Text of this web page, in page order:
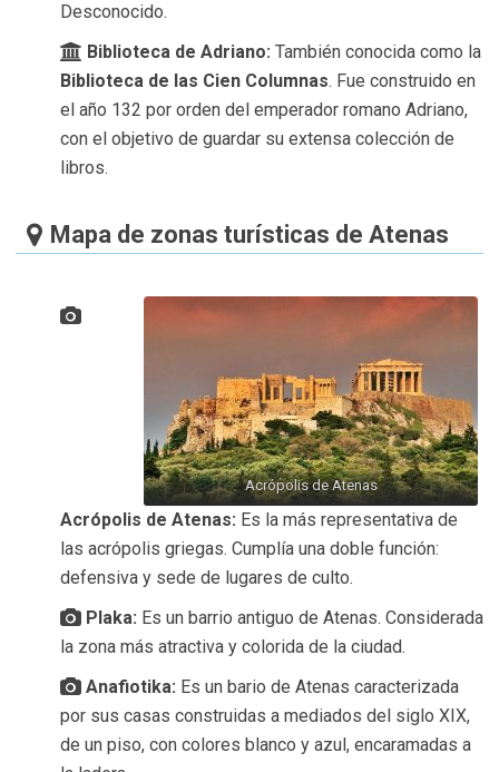
Desconocido.
Biblioteca de Adriano: También conocida como la
Biblioteca de las Cien Columnas. Fue construido en
el año 132 por orden del emperador romano Adriano,
con el objetivo de guardar su extensa colección de
libros.
Mapa de zonas turísticas de Atenas
Acrópolis de Atenas
Acrópolis de Atenas: Es la más representativa de
las acrópolis griegas. Cumplía una doble función:
defensiva y sede de lugares de culto.
Plaka: Es un barrio antiguo de Atenas. Considerada
la zona más atractiva y colorida de la ciudad.
Anafiotika: Es un bario de Atenas caracterizada
por sus casas construidas a mediados del siglo XIX,
de un piso, con colores blanco y azul, encaramadas a